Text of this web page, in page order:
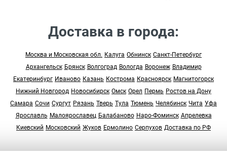
Доставка в города:
Москва и Московская обл. Калуга Обнинск Санкт-Петербург
Архангельск Брянск Волгоград Вологда Воронеж Владимир
Екатеринбург Иваново Казань Кострома Красноярск Магнитогорск
Нижний Новгород Новосибирск Омск Орел Пермь Ростов на Дону
Самара Сочи Сургут Рязань Тверь Тула Тюмень Челябинск Чита Уфа
Ярославль Малоярославец Балабаново Наро-Фоминск Апрелевка
Киевский Московский Жуков Ермолино Серпухов Доставка по РФ